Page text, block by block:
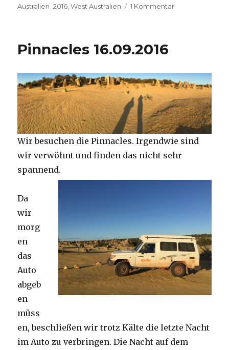
am
Australien_2016 ,West Australien 1 Kommentarzu
Pinnacles 16.09.2016
Wir besuchen die Pinnacles. Irgendwie sind
wir verwöhnt und finden das nicht sehr
spannend.
Da
wir
morg
en
das
Auto
abgeb
en
müss
en, beschließen wir trotz Kälte die letzte Nacht
im Auto zu verbringen. Die Nacht auf dem